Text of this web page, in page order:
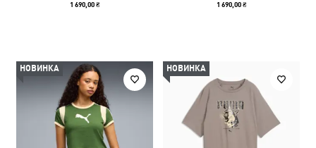
1 690,00 ₴ 1 690,00 ₴
НОВИНКА НОВИНКА